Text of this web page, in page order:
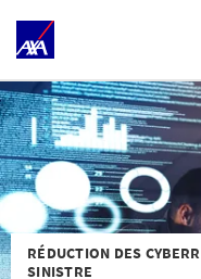
RÉDUCTION DES
SINISTRE